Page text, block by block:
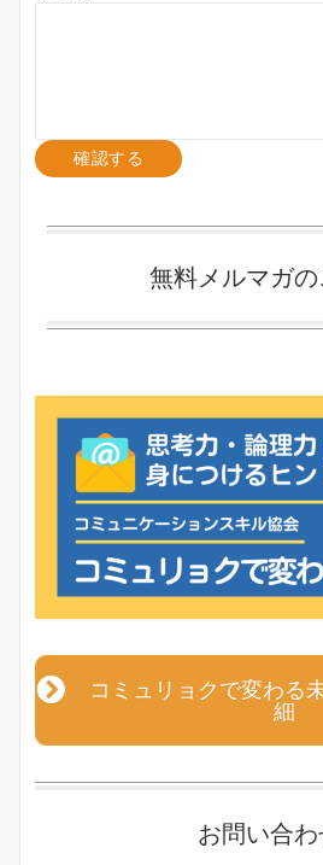
無料メルマガの
コミュリョクで変わ
細
お問い合わ